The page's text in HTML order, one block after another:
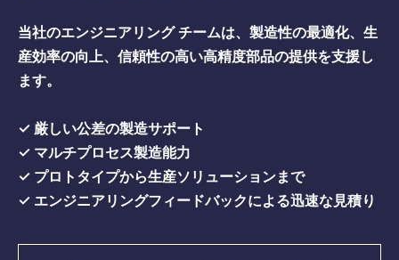
当社のエンジニアリング チームは、製造性の最適化、生
産効率の向上、信頼性の高い高精度部品の提供を支援し
ます。
✓ 厳しい公差の製造サポート
✓ マルチプロセス製造能力
✓ プロトタイプから生産ソリューションまで
✓ エンジニアリングフィードバックによる迅速な見積り